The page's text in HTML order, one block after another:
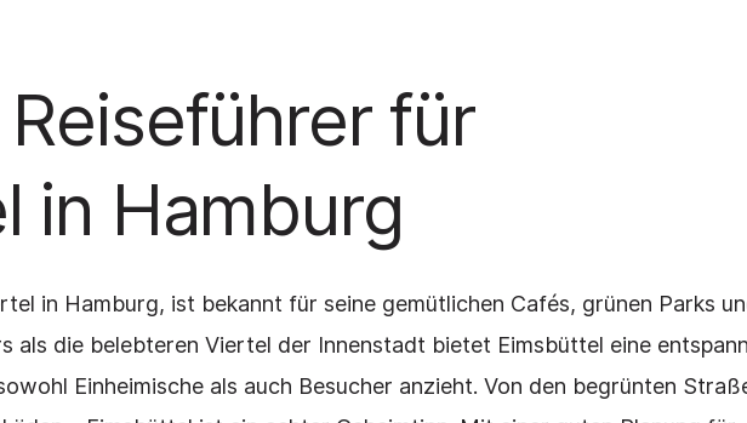
für
in Hamburg
in Hamburg, ist bekannt für seine gemütlichen Cafés, grünen Parks
als die belebteren Viertel der Innenstadt bietet Eimsbüttel eine
Einheimische als auch Besucher anzieht. Von den begrünten